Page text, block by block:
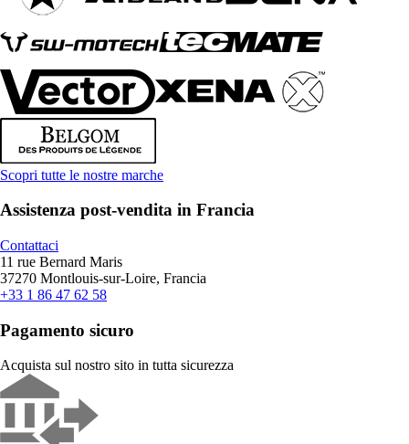
Scopri tutte le nostre marche
Assistenza post-vendita in Francia
Contattaci
11 rue Bernard Maris
37270 Montlouis-sur-Loire, Francia
+33 1 86 47 62 58
Pagamento sicuro
Acquista sul nostro sito in tutta sicurezza